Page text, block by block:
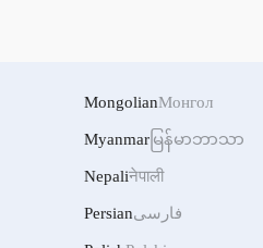
MongolianМонгол
Myanmar မြန်မာဘာသာ
Nepaliनेपाली
Persianفارسی